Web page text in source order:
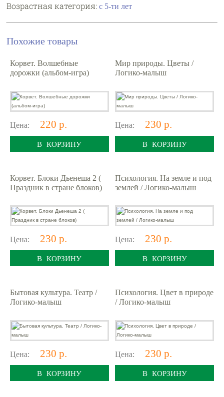
Возрастная категория:с 5-ти лет
Похожие товары
Корвет. Волшебные
дорожки (альбом-игра)
Цена: 220 р.
В КОРЗИНУ
Мир природы. Цветы /
Логико-малыш
Цена: 230 р.
В КОРЗИНУ
Корвет. Блоки Дьенеша 2 (
Праздник в стране блоков)
Цена: 230 р.
В КОРЗИНУ
Психология. На земле и под
землей / Логико-малыш
Цена: 230 р.
В КОРЗИНУ
Бытовая культура. Театр /
Логико-малыш
Цена: 230 р.
В КОРЗИНУ
Психология. Цвет в природе
/ Логико-малыш
Цена: 230 р.
В КОРЗИНУ